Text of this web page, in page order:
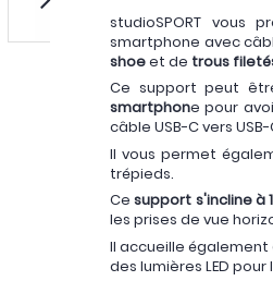
studioSPORT vous
smartphone avec
shoeet de trous
Ce support peut
smartphone pour
câble USB-C vers USB-
Il vous permet
trépieds.
Cesupport s'incline à
les prises de vue
Il accueille également
des lumières LED